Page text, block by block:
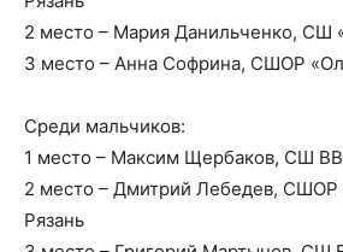
2 место – Мария Данильченко, СШ
3 место – Анна Софрина, СШОР
Среди мальчиков:
1 место – Максим Щербаков, СШ
2 место – Дмитрий Лебедев, СШОР
Рязань